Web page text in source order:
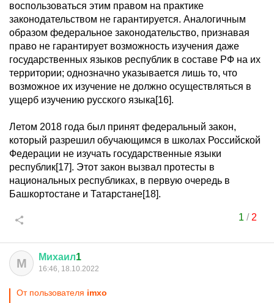
воспользоваться этим правом на практике
законодательством не гарантируется. Аналогичным
образом федеральное законодательство, признавая
право не гарантирует возможность изучения даже
государственных языков республик в составе РФ на их
территории; однозначно указывается лишь то, что
возможное их изучение не должно осуществляться в
ущерб изучению русского языка[16].
Летом 2018 года был принят федеральный закон,
который разрешил обучающимся в школах Российской
Федерации не изучать государственные языки
республик[17]. Этот закон вызвал протесты в
национальных республиках, в первую очередь в
Башкортостане и Татарстане[18].
1 / 2
М Михаил1
16:46, 18.10.2022
От пользователя imxo